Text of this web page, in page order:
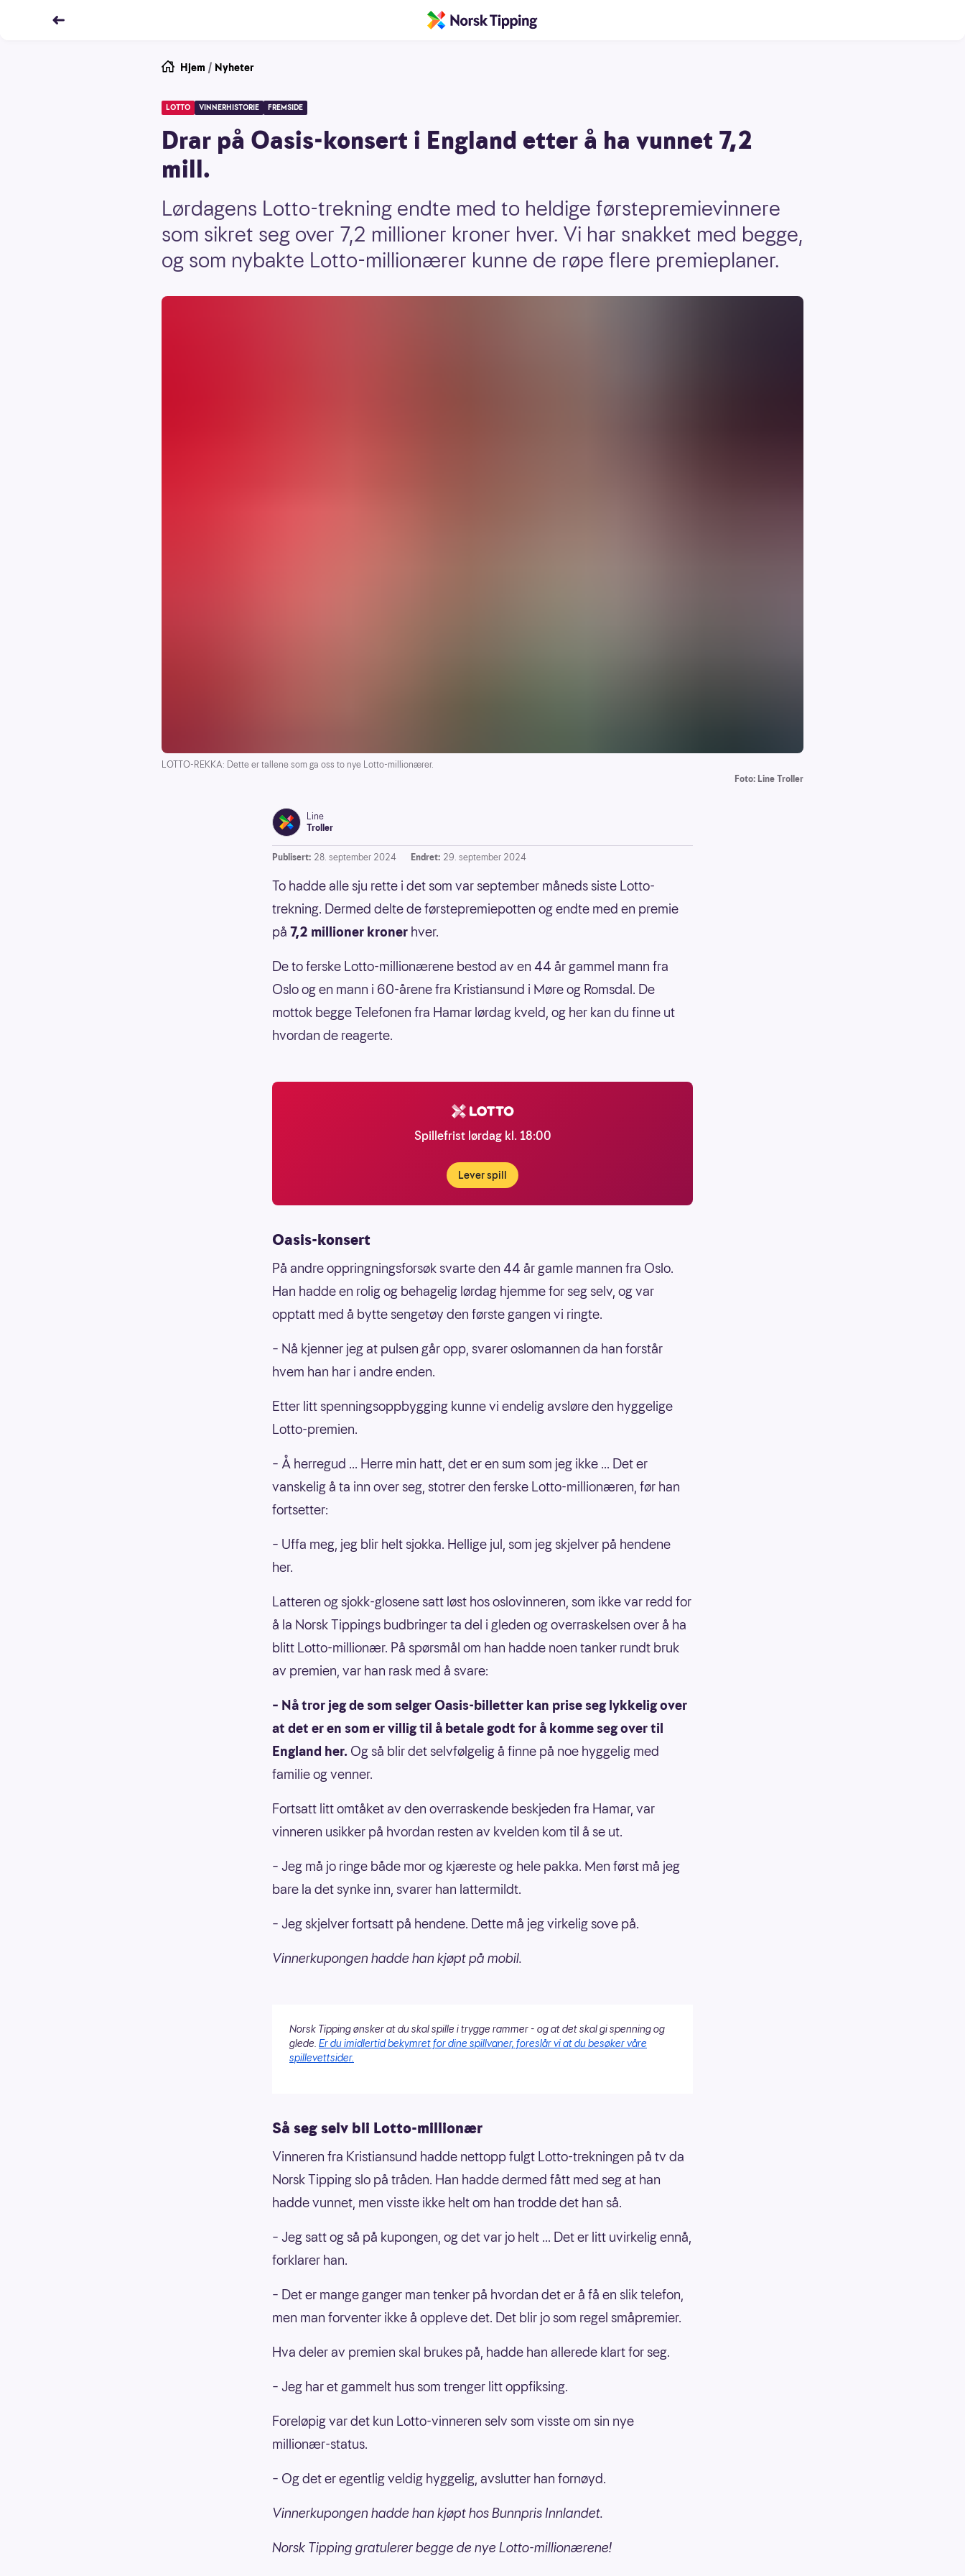
Hjem / Nyheter
LOTTO VINNERHISTORIE FREMSIDE
Drar på Oasis-konsert i England etter å ha vunnet 7,2
mill.
Lørdagens Lotto-trekning endte med to heldige førstepremievinnere
som sikret seg over 7,2 millioner kroner hver. Vi har snakket med begge,
og som nybakte Lotto-millionærer kunne de røpe flere premieplaner.
LOTTO-REKKA: Dette er tallene som ga oss to nye Lotto-millionærer.
Foto: Line Troller
Line
Troller
Publisert: 28. september 2024 Endret: 29. september 2024
To hadde alle sju rette i det som var september måneds siste Lotto-
trekning. Dermed delte de førstepremiepotten og endte med en premie
på 7,2 millioner kroner hver.
De to ferske Lotto-millionærene bestod av en 44 år gammel mann fra
Oslo og en mann i 60-årene fra Kristiansund i Møre og Romsdal. De
mottok begge Telefonen fra Hamar lørdag kveld, og her kan du finne ut
hvordan de reagerte.
Spillefrist lørdag kl. 18:00
Lever spill
Oasis-konsert
På andre oppringningsforsøk svarte den 44 år gamle mannen fra Oslo.
Han hadde en rolig og behagelig lørdag hjemme for seg selv, og var
opptatt med å bytte sengetøy den første gangen vi ringte.
– Nå kjenner jeg at pulsen går opp, svarer oslomannen da han forstår
hvem han har i andre enden.
Etter litt spenningsoppbygging kunne vi endelig avsløre den hyggelige
Lotto-premien.
– Å herregud ... Herre min hatt, det er en sum som jeg ikke ... Det er
vanskelig å ta inn over seg, stotrer den ferske Lotto-millionæren, før han
fortsetter:
– Uffa meg, jeg blir helt sjokka. Hellige jul, som jeg skjelver på hendene
her.
Latteren og sjokk-glosene satt løst hos oslovinneren, som ikke var redd for
å la Norsk Tippings budbringer ta del i gleden og overraskelsen over å ha
blitt Lotto-millionær. På spørsmål om han hadde noen tanker rundt bruk
av premien, var han rask med å svare:
– Nå tror jeg de som selger Oasis-billetter kan prise seg lykkelig over
at det er en som er villig til å betale godt for å komme seg over til
England her. Og så blir det selvfølgelig å finne på noe hyggelig med
familie og venner.
Fortsatt litt omtåket av den overraskende beskjeden fra Hamar, var
vinneren usikker på hvordan resten av kvelden kom til å se ut.
– Jeg må jo ringe både mor og kjæreste og hele pakka. Men først må jeg
bare la det synke inn, svarer han lattermildt.
– Jeg skjelver fortsatt på hendene. Dette må jeg virkelig sove på.
Vinnerkupongen hadde han kjøpt på mobil.
Norsk Tipping ønsker at du skal spille i trygge rammer - og at det skal gi spenning og
glede. Er du imidlertid bekymret for dine spillvaner, foreslår vi at du besøker våre
spillevettsider.
Så seg selv bli Lotto-millionær
Vinneren fra Kristiansund hadde nettopp fulgt Lotto-trekningen på tv da
Norsk Tipping slo på tråden. Han hadde dermed fått med seg at han
hadde vunnet, men visste ikke helt om han trodde det han så.
– Jeg satt og så på kupongen, og det var jo helt ... Det er litt uvirkelig ennå,
forklarer han.
– Det er mange ganger man tenker på hvordan det er å få en slik telefon,
men man forventer ikke å oppleve det. Det blir jo som regel småpremier.
Hva deler av premien skal brukes på, hadde han allerede klart for seg.
– Jeg har et gammelt hus som trenger litt oppfiksing.
Foreløpig var det kun Lotto-vinneren selv som visste om sin nye
millionær-status.
– Og det er egentlig veldig hyggelig, avslutter han fornøyd.
Vinnerkupongen hadde han kjøpt hos Bunnpris Innlandet.
Norsk Tipping gratulerer begge de nye Lotto-millionærene!